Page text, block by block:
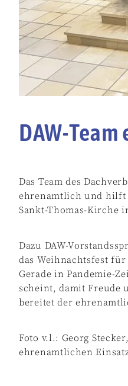
DAW-
Das Team des
ehrenamtlich und hilft
Sankt-Thomas-Kirche
Dazu DAW-
das Weihnachtsfest
Gerade in Pandemie-
scheint, damit Freude
bereitet der
Foto v.l.: Georg
ehrenamtlichen